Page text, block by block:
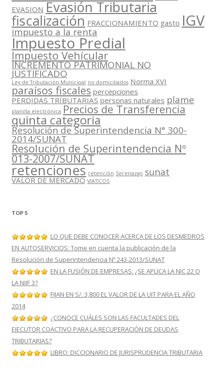
EVASION Evasión Tributaria
fiscalización FRACCIONAMIENTO gasto IGV
impuesto a la renta
Impuesto Predial
Impuesto Vehícular
INCREMENTO PATRIMONIAL NO
JUSTIFICADO
Ley de Tributación Municipal no domiciliados Norma XVI
paraísos fiscales percepciones
PERDIDAS TRIBUTARIAS personas naturales plame
planilla electrónica Precios de Transferencia
quinta categoria
Resolución de Superintendencia N° 300-
2014/SUNAT
Resolución de Superintendencia Nº
013-2007/SUNAT
retenciones retención Serenazgo sunat
VALOR DE MERCADO VIATICOS
TOP 5
LO QUE DEBE CONOCER ACERCA DE LOS DESMEDROS
EN AUTOSERVICIOS: Tome en cuenta la publicación de la
Resolución de Superintendencia Nº 243-2013/SUNAT
EN LA FUSIÓN DE EMPRESAS: ¿SE APLICA LA NIC 22 O
LA NIIF 3?
FIJAN EN S/. 3,800 EL VALOR DE LA UIT PARA EL AÑO
2014
¿CONOCE CUÁLES SON LAS FACULTADES DEL
EJECUTOR COACTIVO PARA LA RECUPERACIÓN DE DEUDAS
TRIBUTARIAS?
LIBRO: DICCIONARIO DE JURISPRUDENCIA TRIBUTARIA